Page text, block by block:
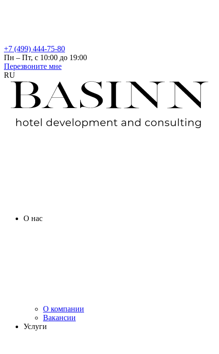
+7 (499) 444-75-80
Пн – Пт, с 10:00 до 19:00
Перезвоните мне
RU
О нас
О компании
Вакансии
Услуги